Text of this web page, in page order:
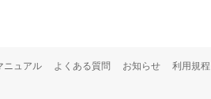
ニュアル よくある質問 お知らせ 利用規程